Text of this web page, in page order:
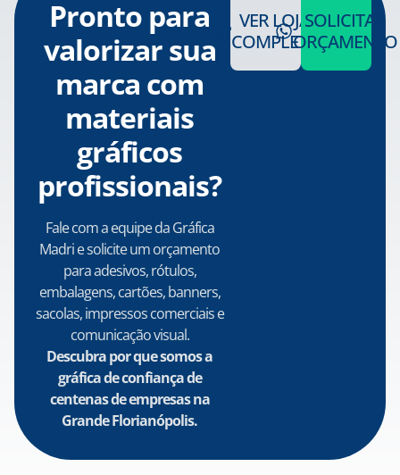
Pronto para
valorizar sua
marca com
materiais
gráficos
profissionais?
Fale com a equipe da Gráfica
Madri e solicite um orçamento
para adesivos, rótulos,
embalagens, cartões, banners,
sacolas, impressos comerciais e
comunicação visual.
Descubra por que somos a
gráfica de confiança de
centenas de empresas na
Grande Florianópolis.
VER LOJA
COMPLETA
SOLICITAR
ORÇAMENTO